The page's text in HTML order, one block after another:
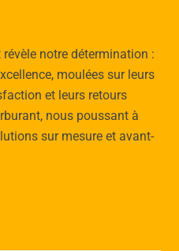
notre détermination :
moulées sur leurs
et leurs retours
nous poussant à
sur mesure et avant-